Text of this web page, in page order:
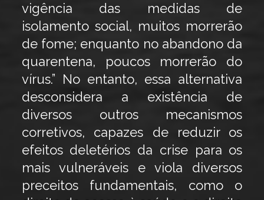
vigência das medidas de
isolamento social, muitos morrerão
de fome; enquanto no abandono da
quarentena, poucos morrerão do
vírus.” No entanto, essa alternativa
desconsidera a existência de
diversos outros mecanismos
corretivos, capazes de reduzir os
efeitos deletérios da crise para os
mais vulneráveis e viola diversos
preceitos fundamentais, como o